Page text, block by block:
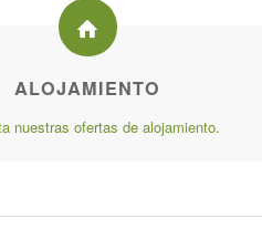
ALOJAMIENTO
nuestras ofertas de alojamiento.